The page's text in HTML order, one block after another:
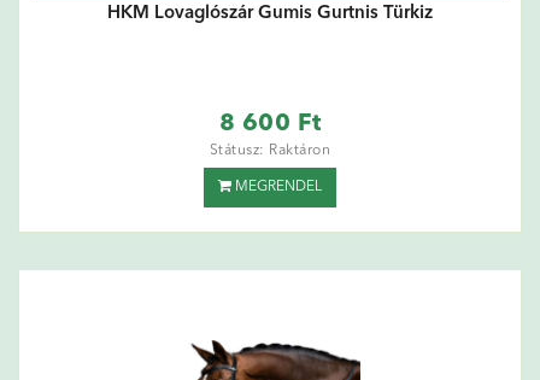
HKM Lovaglószár Gumis Gurtnis Türkiz
8 600 Ft
Státusz: Raktáron
MEGRENDEL